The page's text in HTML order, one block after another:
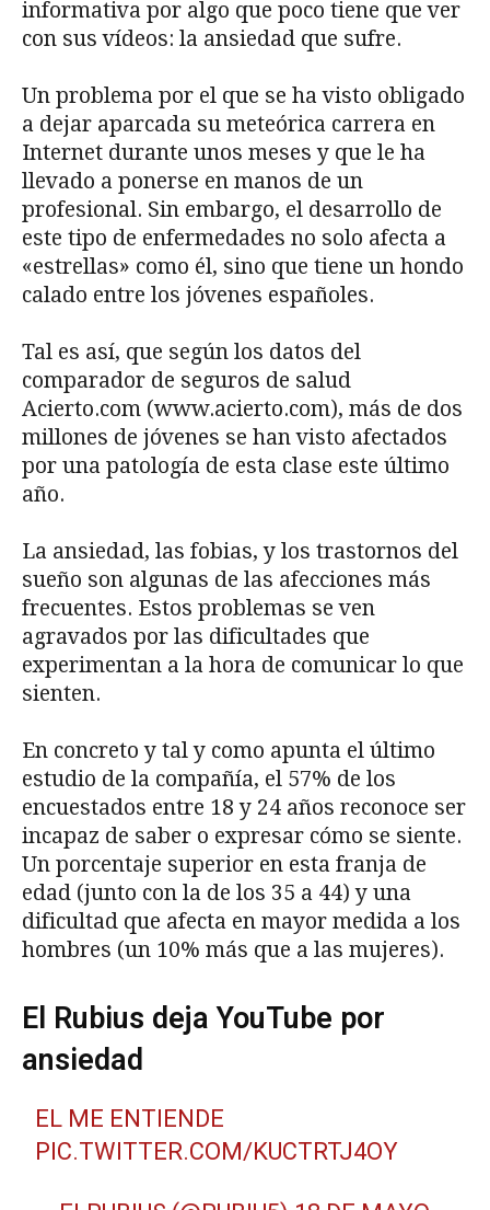
informativa por algo que poco tiene que ver
con sus vídeos: la ansiedad que sufre.
Un problema por el que se ha visto obligado
a dejar aparcada su meteórica carrera en
Internet durante unos meses y que le ha
llevado a ponerse en manos de un
profesional. Sin embargo, el desarrollo de
este tipo de enfermedades no solo afecta a
«estrellas» como él, sino que tiene un hondo
calado entre los jóvenes españoles.
Tal es así, que según los datos del
comparador de seguros de salud
Acierto.com (www.acierto.com), más de dos
millones de jóvenes se han visto afectados
por una patología de esta clase este último
año.
La ansiedad, las fobias, y los trastornos del
sueño son algunas de las afecciones más
frecuentes. Estos problemas se ven
agravados por las dificultades que
experimentan a la hora de comunicar lo que
sienten.
En concreto y tal y como apunta el último
estudio de la compañía, el 57% de los
encuestados entre 18 y 24 años reconoce ser
incapaz de saber o expresar cómo se siente.
Un porcentaje superior en esta franja de
edad (junto con la de los 35 a 44) y una
dificultad que afecta en mayor medida a los
hombres (un 10% más que a las mujeres).
El Rubius deja YouTube por
ansiedad
EL ME ENTIENDE
PIC.TWITTER.COM/KUCTRTJ4OY